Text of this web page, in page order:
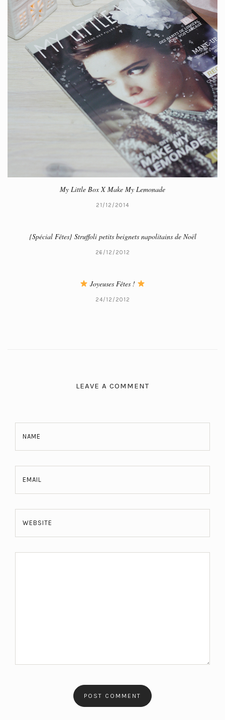
My Little Box X Make My Lemonade
21/12/2014
{Spécial Fêtes} Struffoli petits beignets napolitains de Noël
26/12/2012
Joyeuses Fêtes !
24/12/2012
LEAVE A COMMENT
NAME
EMAIL
WEBSITE